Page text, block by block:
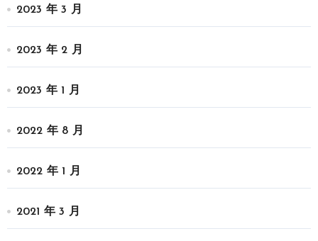
2023 年 3 月
2023 年 2 月
2023 年 1 月
2022 年 8 月
2022 年 1 月
2021 年 3 月